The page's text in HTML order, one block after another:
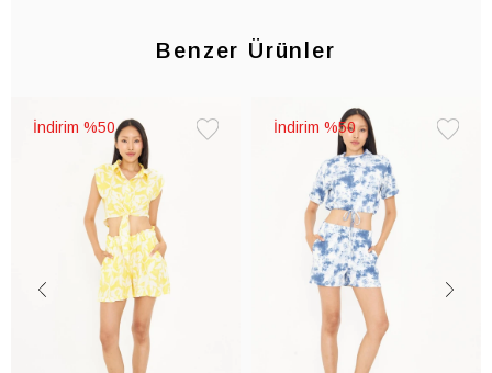
Benzer Ürünler
%50 %50